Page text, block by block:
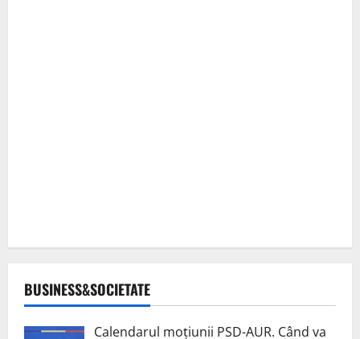
BUSINESS&SOCIETATE
Calendarul moțiunii PSD-AUR. Când va